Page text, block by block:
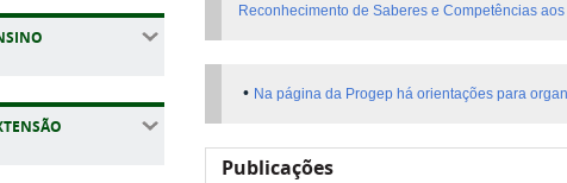
Reconhecimento de Saberes e Competências
• Na página da Progep há orientações para
Publicações